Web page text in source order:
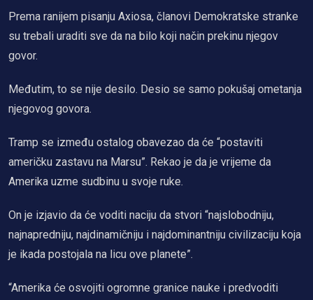
Prema ranijem pisanju Axiosa, članovi Demokratske stranke
su trebali uraditi sve da na bilo koji način prekinu njegov
govor.
Međutim, to se nije desilo. Desio se samo pokušaj ometanja
njegovog govora.
Tramp se između ostalog obavezao da će “postaviti
američku zastavu na Marsu”. Rekao je da je vrijeme da
Amerika uzme sudbinu u svoje ruke.
On je izjavio da će voditi naciju da stvori “najslobodniju,
najnapredniju, najdinamičniju i najdominantniju civilizaciju koja
je ikada postojala na licu ove planete”.
“Amerika će osvojiti ogromne granice nauke i predvoditi